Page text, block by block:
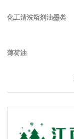
化工清洗溶剂油墨类
薄荷油